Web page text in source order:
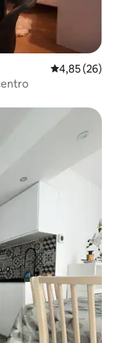
Classificação
4,85 (26)